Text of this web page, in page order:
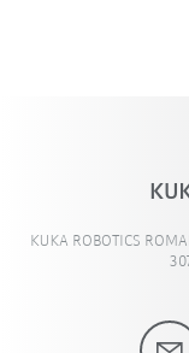
KUKA ROBOTICS